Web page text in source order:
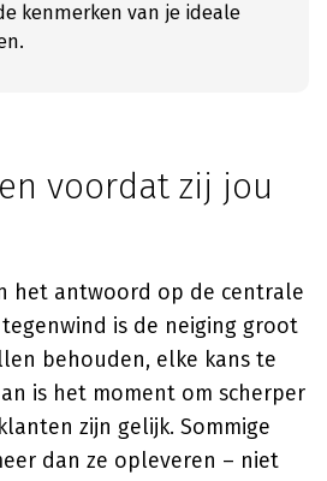
kenmerken van je ideale
voordat zij jou
het antwoord op de centrale
is de neiging groot
behouden, elke kans te
is het moment om scherper
zijn gelijk. Sommige
dan ze opleveren – niet